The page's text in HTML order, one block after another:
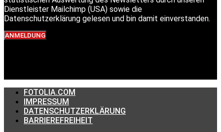
Dienstleister Mailchimp (USA) sowie die
Datenschutzerklärung gelesen und bin damit einverstanden.
ANMELDUNG
FOTOLIA.COM
IMPRESSUM
DATENSCHUTZERKLÄRUNG
BARRIEREFREIHEIT